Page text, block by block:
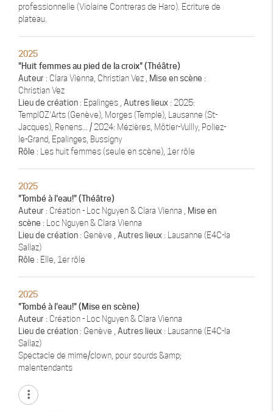
professionnelle (Violaine Contreras de Haro). Ecriture de
plateau.
2025
"Huit femmes au pied de la croix" (Théâtre)
Auteur : Clara Vienna, Christian Vez , Mise en scène :
Christian Vez
Lieu de création : Epalinges , Autres lieux : 2025:
TemplOZ'Arts (Genève), Morges (Temple), Lausanne (St-
Jacques), Renens... / 2024: Mézières, Môtier-Vullly, Poliez-
le-Grand, Epalinges, Bussigny
Rôle : Les huit femmes (seule en scène), 1er rôle
2025
"Tombé à l'eau!" (Théâtre)
Auteur : Création - Loc Nguyen & Clara Vienna ,
Mise en
scène : Loc Nguyen & Clara Vienna
Lieu de création : Genève , Autres lieux : Lausanne (E4C-la
Sallaz)
Rôle : Elle, 1er rôle
2025
"Tombé à l'eau!" (Mise en scène)
Auteur : Création - Loc Nguyen & Clara Vienna
Lieu de création : Genève , Autres lieux : Lausanne (E4C-la
Sallaz)
Spectacle de mime/clown, pour sourds &amp;
malentendants
more_vert